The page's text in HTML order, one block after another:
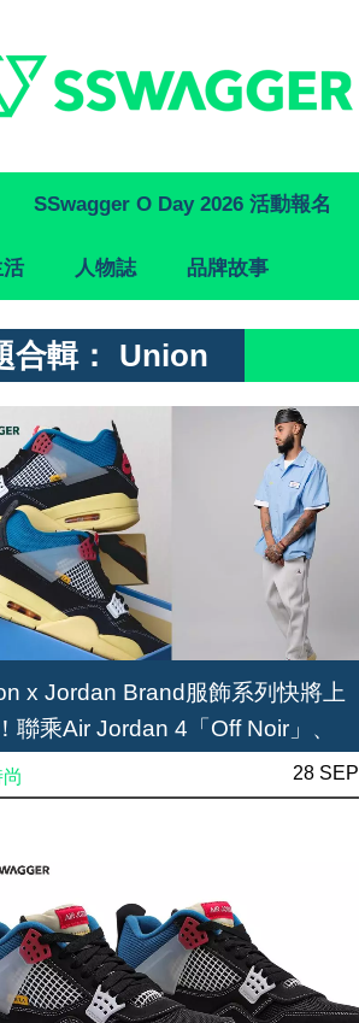
SSwagger O Day 2026 活動報名
人物誌 品牌故事
合輯： Union
x Jordan Brand服飾系列快將上
聯乘Air Jordan 4「Off Noir」、
28 SEP